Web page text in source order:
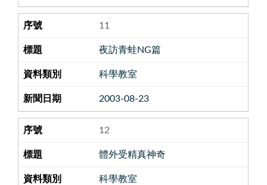
11
夜訪青蛙NG篇
科學教室
2003-08-23
12
體外受精真神奇
科學教室